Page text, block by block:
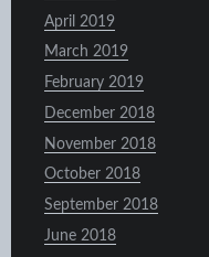
April 2019
March 2019
February 2019
December 2018
November 2018
October 2018
September 2018
June 2018